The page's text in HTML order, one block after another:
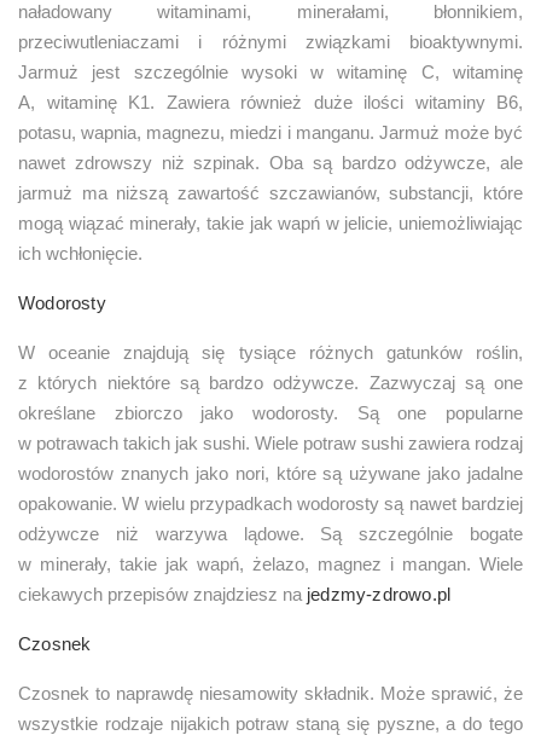
naładowany witaminami, minerałami, błonnikiem,
przeciwutleniaczami i różnymi związkami bioaktywnymi.
Jarmuż jest szczególnie wysoki w witaminę C, witaminę
A, witaminę K1. Zawiera również duże ilości witaminy B6,
potasu, wapnia, magnezu, miedzi i manganu. Jarmuż może być
nawet zdrowszy niż szpinak. Oba są bardzo odżywcze, ale
jarmuż ma niższą zawartość szczawianów, substancji, które
mogą wiązać minerały, takie jak wapń w jelicie, uniemożliwiając
ich wchłonięcie.
Wodorosty
W oceanie znajdują się tysiące różnych gatunków roślin,
z których niektóre są bardzo odżywcze. Zazwyczaj są one
określane zbiorczo jako wodorosty. Są one popularne
w potrawach takich jak sushi. Wiele potraw sushi zawiera rodzaj
wodorostów znanych jako nori, które są używane jako jadalne
opakowanie. W wielu przypadkach wodorosty są nawet bardziej
odżywcze niż warzywa lądowe. Są szczególnie bogate
w minerały, takie jak wapń, żelazo, magnez i mangan. Wiele
ciekawych przepisów znajdziesz na jedzmy-zdrowo.pl
Czosnek
Czosnek to naprawdę niesamowity składnik. Może sprawić, że
wszystkie rodzaje nijakich potraw staną się pyszne, a do tego